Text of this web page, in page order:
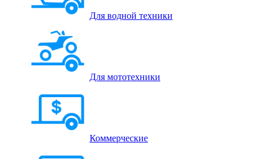
Для водной техники
Для мототехники
Коммерческие